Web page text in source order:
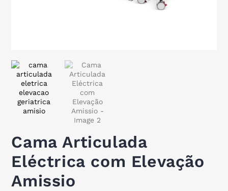
Cama Articulada
Eléctrica com Elevação
Amissio